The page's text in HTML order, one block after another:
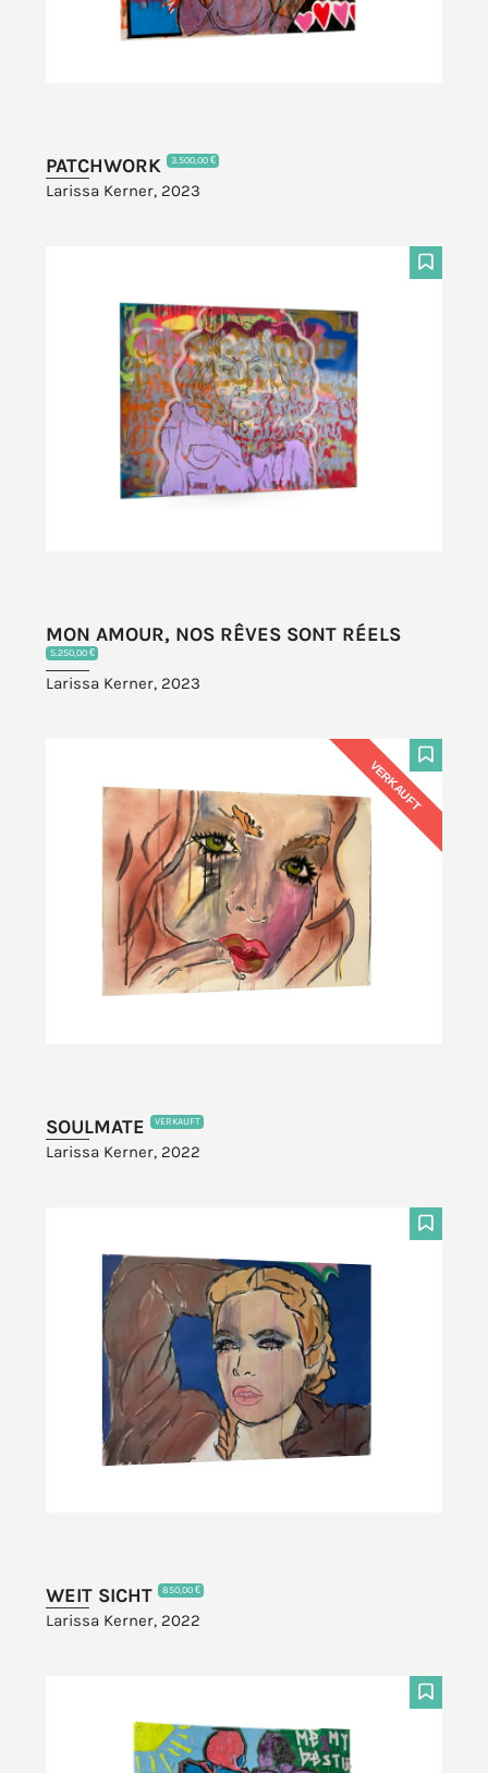
PATCHWORK 3.500,00 €
Larissa Kerner, 2023
F
MON AMOUR, NOS RÊVES SONT RÉELS
5.250,00 €
Larissa Kerner, 2023
F
VERKAUFT
SOULMATE VERKAUFT
Larissa Kerner, 2022
F
WEIT SICHT 850,00 €
Larissa Kerner, 2022
F